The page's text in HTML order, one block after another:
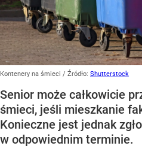
Kontenery na śmieci / Źródło: Shutterstock
Senior może całkowicie
śmieci, jeśli mieszkanie
Konieczne jest jednak
w odpowiednim terminie.